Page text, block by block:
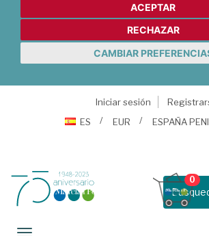
ACEPTAR
RECHAZAR
CAMBIAR
Iniciar sesión
ES
EUR ESPAÑA
0
Toggle navigation